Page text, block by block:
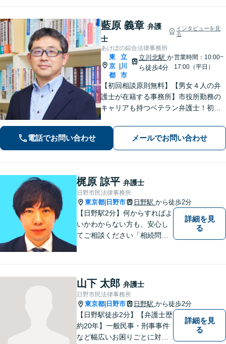
藍原 義章 弁護
士
インタビューを見
る
あけぼの綜合法律事務所
東
京
都
立
川
市
立川北駅 か
ら徒歩4分
営業時間：10:00~
17:00（平日）
【初回相談原則無料】【男女４人の弁
護士が在籍する事務所】市役所勤務の
キャリアも持つベテラン弁護士！初回
をレジュメにしてご提供します。離婚
問題、不動産・住まい、借金、労働雇
用、企業法務など
電話でお問い合わせ メールでお問い合わせ
梶原 諒平 弁護士
日野市民法律事務所
東京都 日野市 日野駅 から徒歩2分
【日野駅2分】何からすればよ
いかわからない方も、安心し
てご相談ください「相続問
ト：誹謗中傷の削除、発信者
情報開示請求、名誉毀損によ
る損害賠償、企業や飲食店の
風評被害対策など」
詳細を見
る
山下 太郎 弁護士
日野市民法律事務所
東京都 日野市 日野駅 から徒歩2分
【日野駅徒歩2分】【弁護士歴
約20年】一般民事・刑事事件
など幅広いお困りごとに対応
詳細を見
る